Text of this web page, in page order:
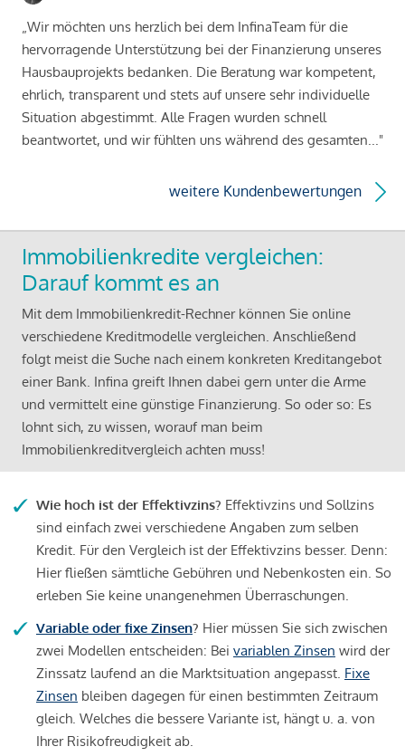
„Wir möchten uns herzlich bei dem InfinaTeam für die
hervorragende Unterstützung bei der Finanzierung unseres
Hausbauprojekts bedanken. Die Beratung war kompetent,
ehrlich, transparent und stets auf unsere sehr individuelle
Situation abgestimmt. Alle Fragen wurden schnell
beantwortet, und wir fühlten uns während des gesamten..."
weitere Kundenbewertungen
Immobilienkredite vergleichen:
Darauf kommt es an
Mit dem Immobilienkredit-Rechner können Sie online
verschiedene Kreditmodelle vergleichen. Anschließend
folgt meist die Suche nach einem konkreten Kreditangebot
einer Bank. Infina greift Ihnen dabei gern unter die Arme
und vermittelt eine günstige Finanzierung. So oder so: Es
lohnt sich, zu wissen, worauf man beim
Immobilienkreditvergleich achten muss!
Wie hoch ist der Effektivzins? Effektivzins und Sollzins
sind einfach zwei verschiedene Angaben zum selben
Kredit. Für den Vergleich ist der Effektivzins besser. Denn:
Hier fließen sämtliche Gebühren und Nebenkosten ein. So
erleben Sie keine unangenehmen Überraschungen.
Variable oder fixe Zinsen? Hier müssen Sie sich zwischen
zwei Modellen entscheiden: Bei variablen Zinsen wird der
Zinssatz laufend an die Marktsituation angepasst. Fixe
Zinsen bleiben dagegen für einen bestimmten Zeitraum
gleich. Welches die bessere Variante ist, hängt u. a. von
Ihrer Risikofreudigkeit ab.